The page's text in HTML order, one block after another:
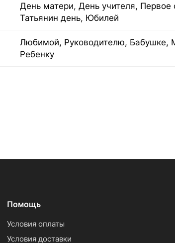
День матери, День учителя, Первое
Татьянин день, Юбилей
Любимой, Руководителю,
Ребенку
Помощь
Условия оплаты
Условия доставки